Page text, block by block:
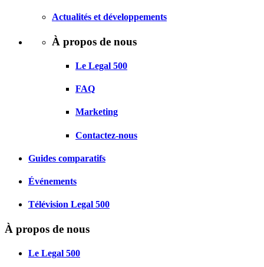
Actualités et développements
À propos de nous
Le Legal 500
FAQ
Marketing
Contactez-nous
Guides comparatifs
Événements
Télévision Legal 500
À propos de nous
Le Legal 500